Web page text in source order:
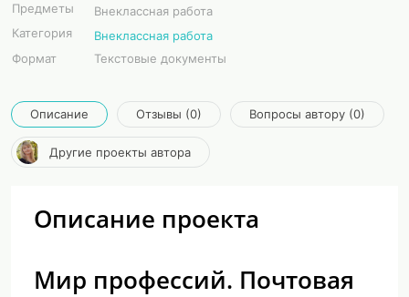
Предметы
Внеклассная работа
Категория
Внеклассная работа
Формат
Текстовые документы
Описание Отзывы (0) Вопросы автору (0)
Другие проекты автора
Описание проекта
Мир профессий. Почтовая